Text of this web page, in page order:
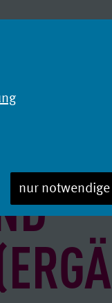
nur notwendige